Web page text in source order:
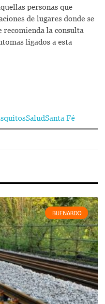
personas que
de lugares donde se
recomienda la consulta
ligados a esta
SaludSanta Fé
BUENARDO